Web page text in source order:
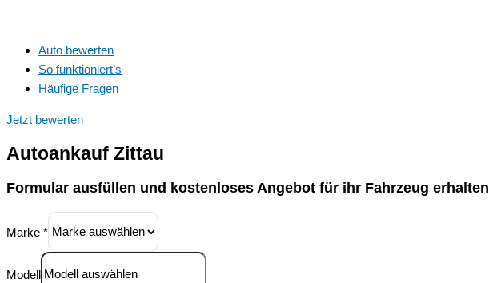
Auto bewerten
So funktioniert’s
Häufige Fragen
Jetzt bewerten
Autoankauf Zittau
Formular ausfüllen und kostenloses Angebot für ihr Fahrzeug erhalten
Marke *
Modell